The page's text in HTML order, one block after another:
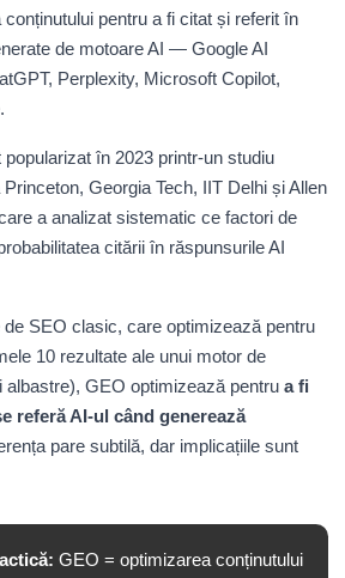
pentru a fi citat și referit în
de motoare AI — Google AI
Perplexity, Microsoft Copilot,
popularizat în 2023 printr-un studiu
Georgia Tech, IIT Delhi și Allen
a analizat sistematic ce factori de
citării în răspunsurile AI
de SEO clasic, care optimizează pentru
10 rezultate ale unui motor de
albastre), GEO optimizează pentrua fi
referă AI-ul când generează
pare subtilă, dar implicațiile sunt
GEO = optimizarea conținutului